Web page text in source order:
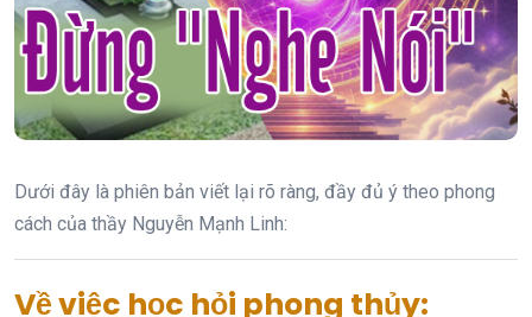
Dưới đây là phiên bản viết lại rõ ràng, đầy đủ ý theo phong
cách của thầy Nguyễn Mạnh Linh:
Về việc học hỏi phong thủy: